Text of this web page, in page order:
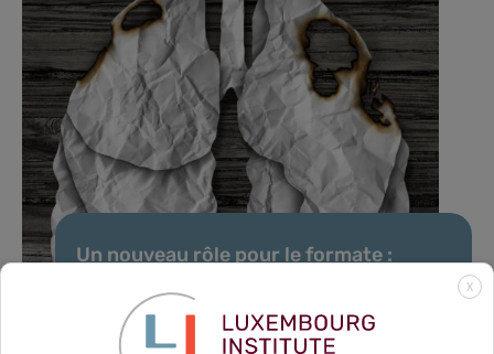
Un nouveau rôle pour le formate :
cellules pulmonaires pour favoriser les
métastases
X